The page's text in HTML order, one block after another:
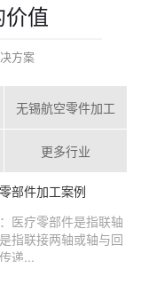
价值
方案
无锡航空零件加工
更多行业
部件加工案例
医疗零部件是指联轴
指联接两轴或轴与回
递...